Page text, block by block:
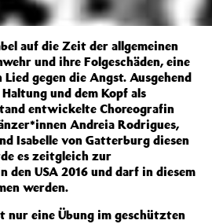
auf die Zeit der allgemeinen
und ihre Folgeschäden, eine
gegen die Angst. Ausgehend
und dem Kopf als
entwickelte Choreografin
Andreia Rodrigues,
Isabelle von Gatterburg diesen
es zeitgleich zur
den USA 2016 und darf in diesem
werden.
nur eine Übung im geschützten